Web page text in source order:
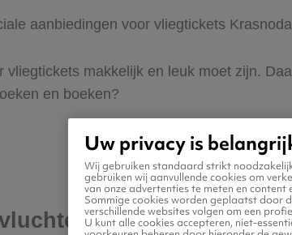
aanbiedingen voor vliegtickets
makkelijk en leuk moet zijn.
en boeken?
naar Eindhoven
Uw privacy is
Wij gebruiken standaard strikt
gebruiken wij aanvullende cookies om
van onze advertenties te meten en content
Sommige cookies worden geplaatst door
verschillende websites volgen om een
U kunt alle cookies accepteren, niet-